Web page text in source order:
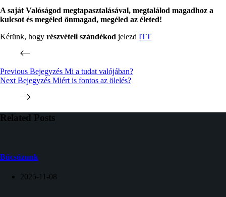
A saját Valóságod megtapasztalásával, megtalálod magadhoz a
kulcsot és megéled önmagad, megéled az életed!
Kérünk, hogy részvételi szándékod jelezd ITT
Previous Bejegyzés Mi a tudat valójában?
Next Bejegyzés Miért is fontos az ölelés?
Related Posts
Búcsúzunk
2025-11-08